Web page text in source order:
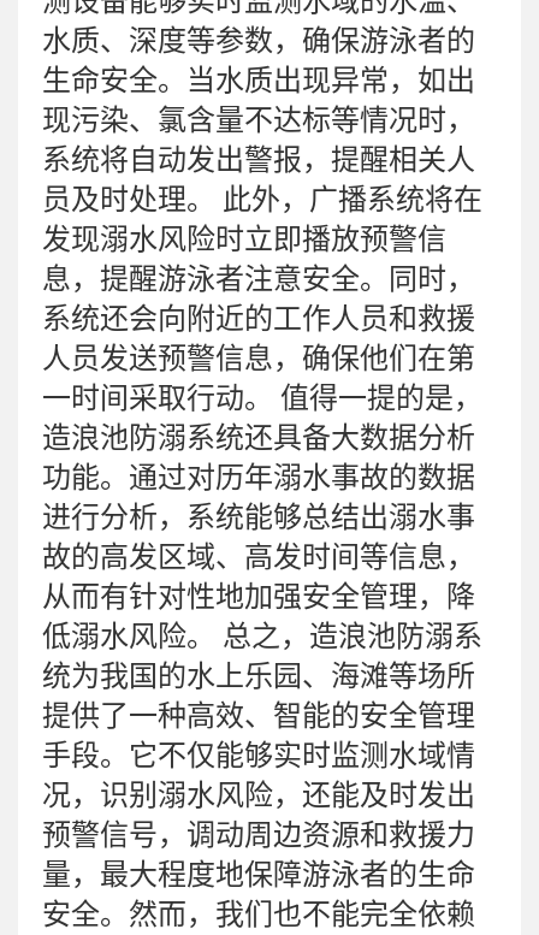
水质、深度等参数，确保游泳者的
生命安全。当水质出现异常，如出
现污染、氯含量不达标等情况时，
系统将自动发出警报，提醒相关人
员及时处理。 此外，广播系统将在
发现溺水风险时立即播放预警信
息，提醒游泳者注意安全。同时，
系统还会向附近的工作人员和救援
人员发送预警信息，确保他们在第
一时间采取行动。 值得一提的是，
造浪池防溺系统还具备大数据分析
功能。通过对历年溺水事故的数据
进行分析，系统能够总结出溺水事
故的高发区域、高发时间等信息，
从而有针对性地加强安全管理，降
低溺水风险。 总之，造浪池防溺系
统为我国的水上乐园、海滩等场所
提供了一种高效、智能的安全管理
手段。它不仅能够实时监测水域情
况，识别溺水风险，还能及时发出
预警信号，调动周边资源和救援力
量，最大程度地保障游泳者的生命
安全。然而，我们也不能完全依赖